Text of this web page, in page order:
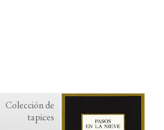
Colección de
tapices